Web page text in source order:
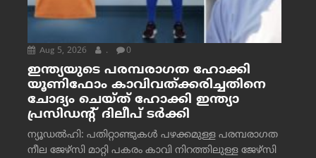
Aug 5, 2026 . 0
ഇന്ത്യയുടെ പരമ്പരാഗത ഹോക്കി
യൂണിഫോം കാവിവത്ക്കരിച്ചതിനെ
ചോദ്യം ചെയ്ത് ഹോക്കി ഇന്ത്യാ
പ്രസിഡന്റ് ദിലീപ് ടര്‍ക്കി
ന്യൂഡൽഹി: പതിറ്റാണ്ടുകൾ പഴക്കമുള്ള പരമ്പരാഗത
നീല ജേഴ്‌സി മാറ്റി പകരം കാവി നിറത്തിലുള്ള ജേഴ്‌സി